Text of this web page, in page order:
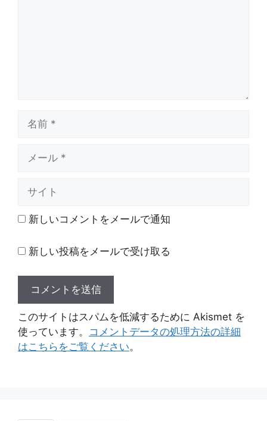
ト 新しいコメントをメールで通知
新しい投稿をメールで受け取る
このサイトはスパムを低減するために Akismet を
使っています。 コメントデータの処理方法の詳細
はこちらをご覧ください。